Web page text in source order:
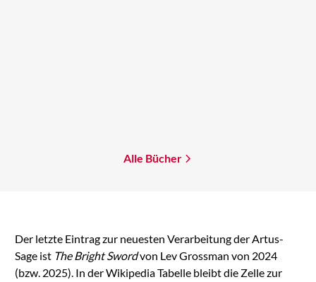
Alle Bücher
Der letzte Eintrag zur neuesten Verarbeitung der Artus-
Sage ist The Bright Swordvon Lev Grossman von 2024
(bzw. 2025). In der Wikipedia Tabelle bleibt die Zelle zur